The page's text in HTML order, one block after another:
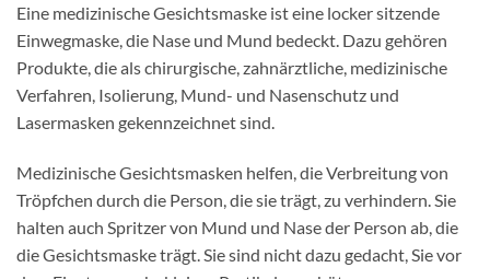
Eine medizinische Gesichtsmaske ist eine locker sitzende
Einwegmaske, die Nase und Mund bedeckt. Dazu gehören
Produkte, die als chirurgische, zahnärztliche, medizinische
Verfahren, Isolierung, Mund- und Nasenschutz und
Lasermasken gekennzeichnet sind.
Medizinische Gesichtsmasken helfen, die Verbreitung von
Tröpfchen durch die Person, die sie trägt, zu verhindern. Sie
halten auch Spritzer von Mund und Nase der Person ab, die
die Gesichtsmaske trägt. Sie sind nicht dazu gedacht, Sie vor